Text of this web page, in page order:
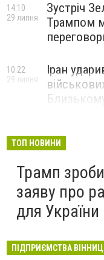
Зустріч
Трампом
14:10
29 липня
Іран
10:22
29 липня
ТОП НОВИНИ
Трамп
заяву про
для України
ПІДПРИЄМСТВА ВІННИЦІ